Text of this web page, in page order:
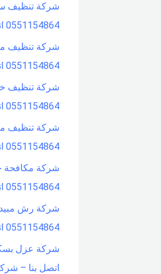
شركة تنظيف
0551154864 اتصل بنا – شركة العربي
شركة تنظيف
0551154864 اتصل بنا – شركة العربي
شركة تنظيف
0551154864 اتصل بنا – شركة العربي
شركة تنظيف
0551154864 اتصل بنا – شركة العربي
شركة مكافحة
0551154864 اتصل بنا – شركة العربي
شركة رش
0551154864 اتصل بنا – شركة العربي
اتصل بنا –